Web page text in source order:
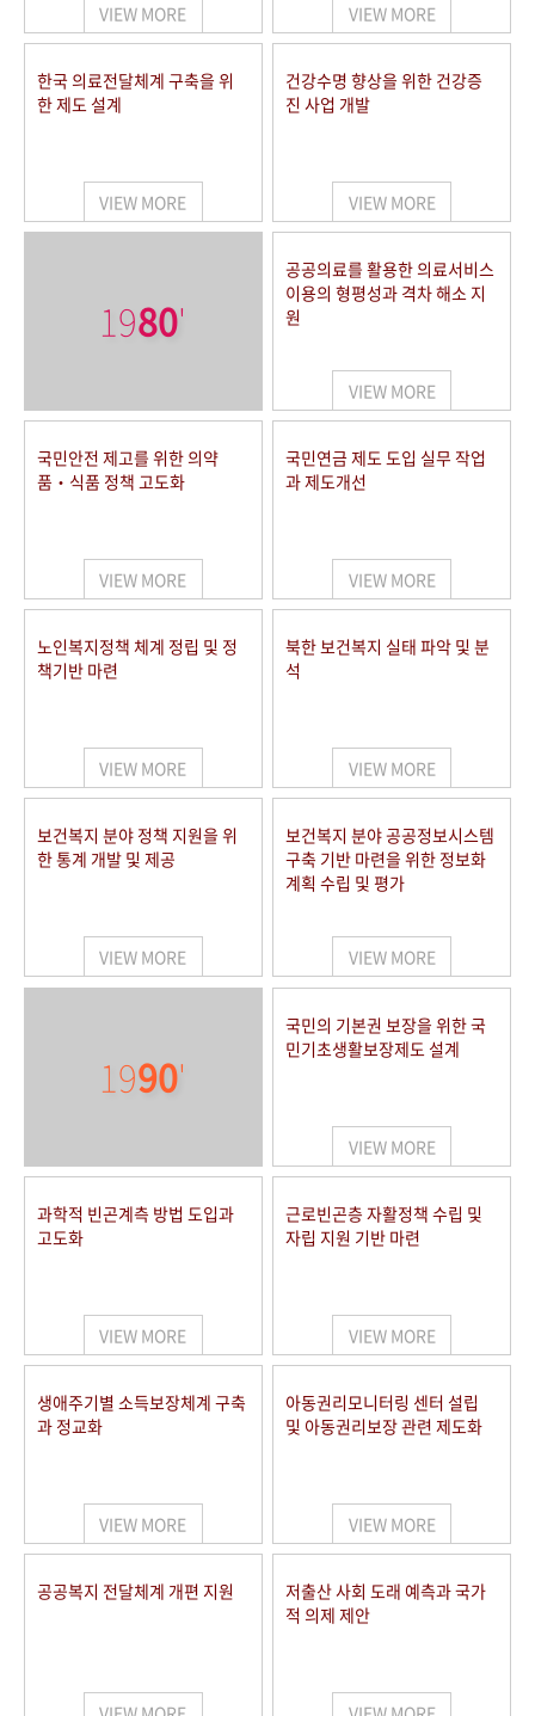
VIEW MORE VIEW MORE
한국 의료전달체계 구축을 위
한 제도 설계
VIEW MORE
건강수명 향상을 위한 건강증
진 사업 개발
VIEW MORE
1980'
공공의료를 활용한 의료서비스
이용의 형평성과 격차 해소 지
원
VIEW MORE
국민안전 제고를 위한 의약
품‧식품 정책 고도화
VIEW MORE
국민연금 제도 도입 실무 작업
과 제도개선
VIEW MORE
노인복지정책 체계 정립 및 정
책기반 마련
VIEW MORE
북한 보건복지 실태 파악 및 분
석
VIEW MORE
보건복지 분야 정책 지원을 위
한 통계 개발 및 제공
VIEW MORE
보건복지 분야 공공정보시스템
구축 기반 마련을 위한 정보화
계획 수립 및 평가
VIEW MORE
1990'
국민의 기본권 보장을 위한 국
민기초생활보장제도 설계
VIEW MORE
과학적 빈곤계측 방법 도입과
고도화
VIEW MORE
근로빈곤층 자활정책 수립 및
자립 지원 기반 마련
VIEW MORE
생애주기별 소득보장체계 구축
과 정교화
VIEW MORE
아동권리모니터링 센터 설립
및 아동권리보장 관련 제도화
VIEW MORE
공공복지 전달체계 개편 지원
저출산 사회 도래 예측과 국가
적 의제 제안